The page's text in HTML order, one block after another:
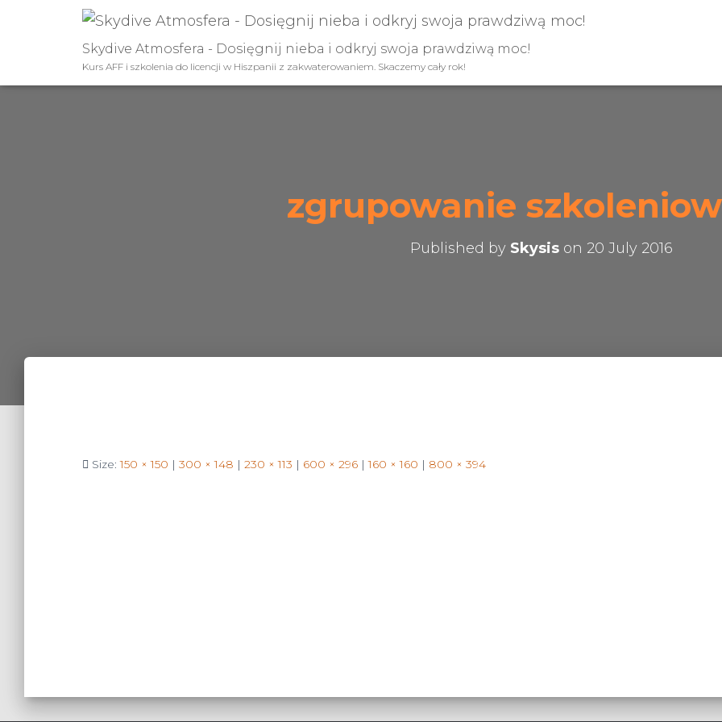
Skydive Atmosfera - Dosięgnij nieba i odkryj swoja prawdziwą moc!
Kurs AFF i szkolenia do licencji w Hiszpanii z zakwaterowaniem. Skaczemy cały rok!
zgrupowanie
Published by Skysis on 20 July 2016
Size:150 × 150 | 300 × 148 | 230 × 113 | 600 × 296 | 160 × 160 | 800 × 394